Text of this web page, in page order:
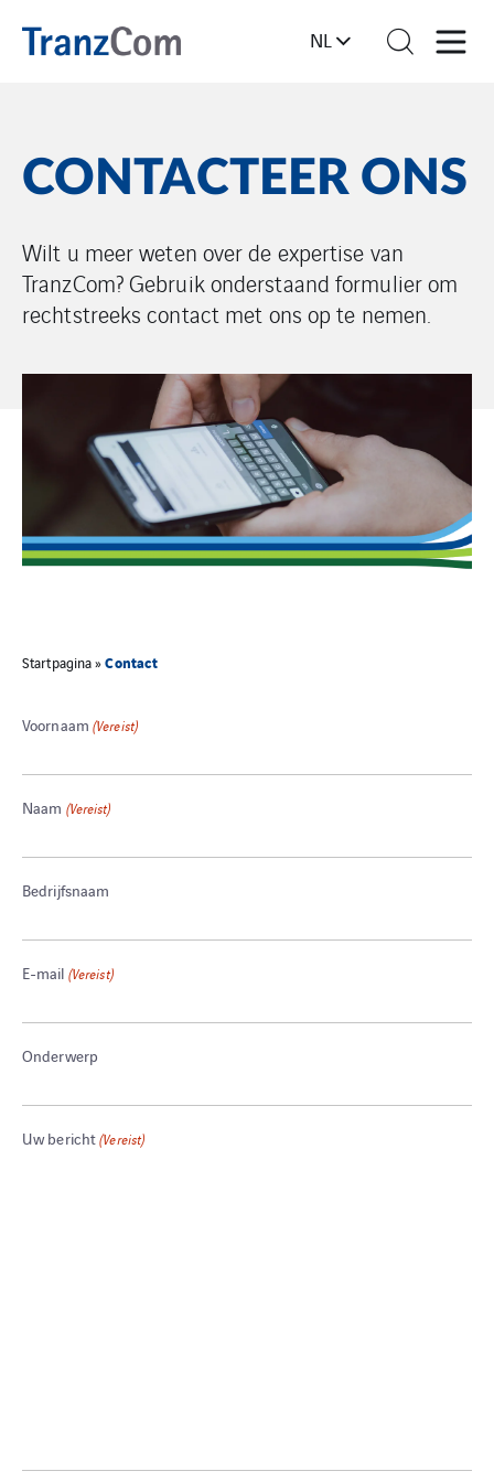
NL
CONTACTEER ONS
Wilt u meer weten over de expertise van
TranzCom? Gebruik onderstaand formulier om
rechtstreeks contact met ons op te nemen.
Startpagina»Contact
Voornaam (Vereist)
Naam (Vereist)
Bedrijfsnaam
E-mail (Vereist)
Onderwerp
Uw bericht(Vereist)